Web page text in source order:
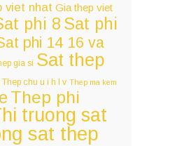
viet nhat Gia thep viet
phi 8 Sat phi
phi 14 16 va
gia si Sat thep
Thep chu u i h l v Thep ma kem
Thep phi
truong sat
sat thep